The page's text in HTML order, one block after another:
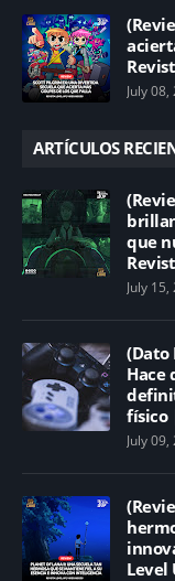
July
ARTÍCULOS
que
July
(Dato
Hace
físico
July
Level